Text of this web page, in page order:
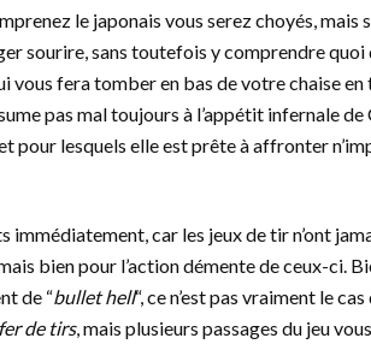
le japonais vous serez choyés, mais
sourire, sans toutefois y comprendre
vous fera tomber en bas de votre chaise
pas mal toujours à l’appétit infernale
pour lesquels elle est prête à affronter
immédiatement, car les jeux de tir n’ont
bien pour l’action démente de ceux-ci.
de “bullet hell“, ce n’est pas vraiment le
de tirs, mais plusieurs passages du jeu